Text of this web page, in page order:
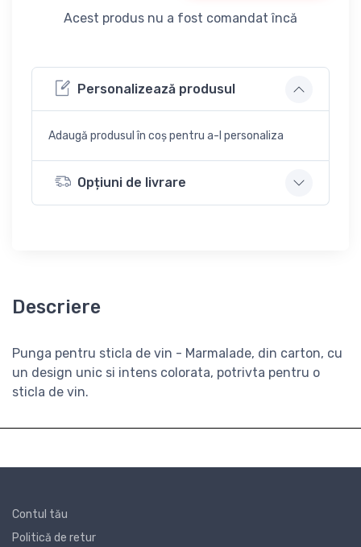
Acest produs nu a fost comandat încă
Personalizează produsul
Adaugă produsul în coș pentru a-l personaliza
Opțiuni de livrare
Descriere
Punga pentru sticla de vin - Marmalade, din carton, cu
un design unic si intens colorata, potrivta pentru o
sticla de vin.
Contul tău
Politică de retur